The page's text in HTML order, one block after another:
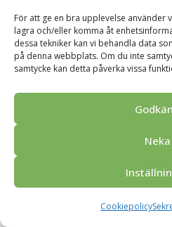
För att ge en bra upplevelse använder
lagra och/eller komma åt
dessa tekniker kan vi behandla data
på denna webbplats. Om du inte
samtycke kan detta påverka vissa
Neka
Cookiepolicy